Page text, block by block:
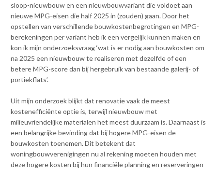
sloop-nieuwbouw en een nieuwbouwvariant die voldoet aan
nieuwe MPG-eisen die half 2025 in (zouden) gaan. Door het
opstellen van verschillende bouwkostenbegrotingen en MPG-
berekeningen per variant heb ik een vergelijk kunnen maken en
kon ik mijn onderzoeksvraag ‘wat is er nodig aan bouwkosten om
na 2025 een nieuwbouw te realiseren met dezelfde of een
betere MPG-score dan bij hergebruik van bestaande galerij- of
portiekflats’.
Uit mijn onderzoek blijkt dat renovatie vaak de meest
kostenefficiënte optie is, terwijl nieuwbouw met
milieuvriendelijke materialen het meest duurzaam is. Daarnaast is
een belangrijke bevinding dat bij hogere MPG-eisen de
bouwkosten toenemen. Dit betekent dat
woningbouwverenigingen nu al rekening moeten houden met
deze hogere kosten bij hun financiële planning en reserveringen
Inloggen